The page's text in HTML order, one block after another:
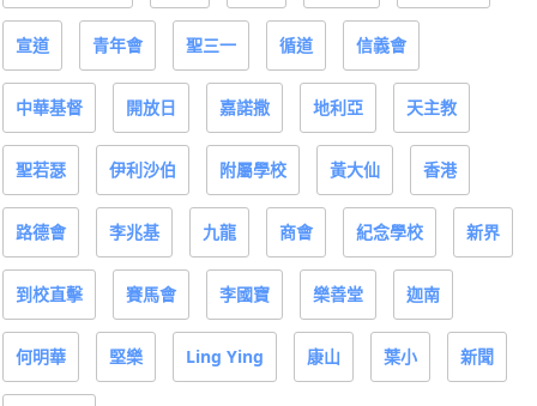
宣道 青年會 聖三一 循道 信義會
中華基督 開放日 嘉諾撒 地利亞 天主教
聖若瑟 伊利沙伯 附屬學校 黃大仙 香港
路德會 李兆基 九龍 商會 紀念學校 新界
到校直擊 賽馬會 李國寶 樂善堂 迦南
何明華 堅樂 Ling Ying 康山 葉小 新聞